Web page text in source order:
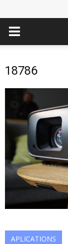
18786
APLICATIONS